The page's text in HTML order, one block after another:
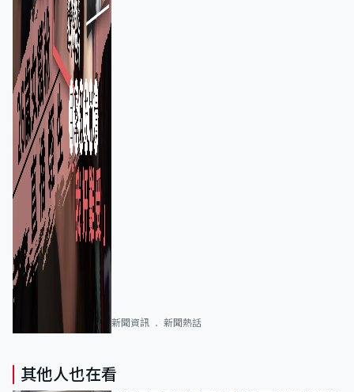
新聞資訊 新聞熱話
其他人也在看